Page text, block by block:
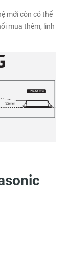
mới còn có thể
mua thêm, linh